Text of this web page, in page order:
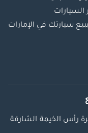
السيارات
سيارتك في الإمارات
رأس الخيمة الشارقة